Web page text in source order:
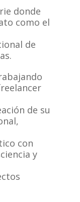
donde
como el
de
de su
con
y